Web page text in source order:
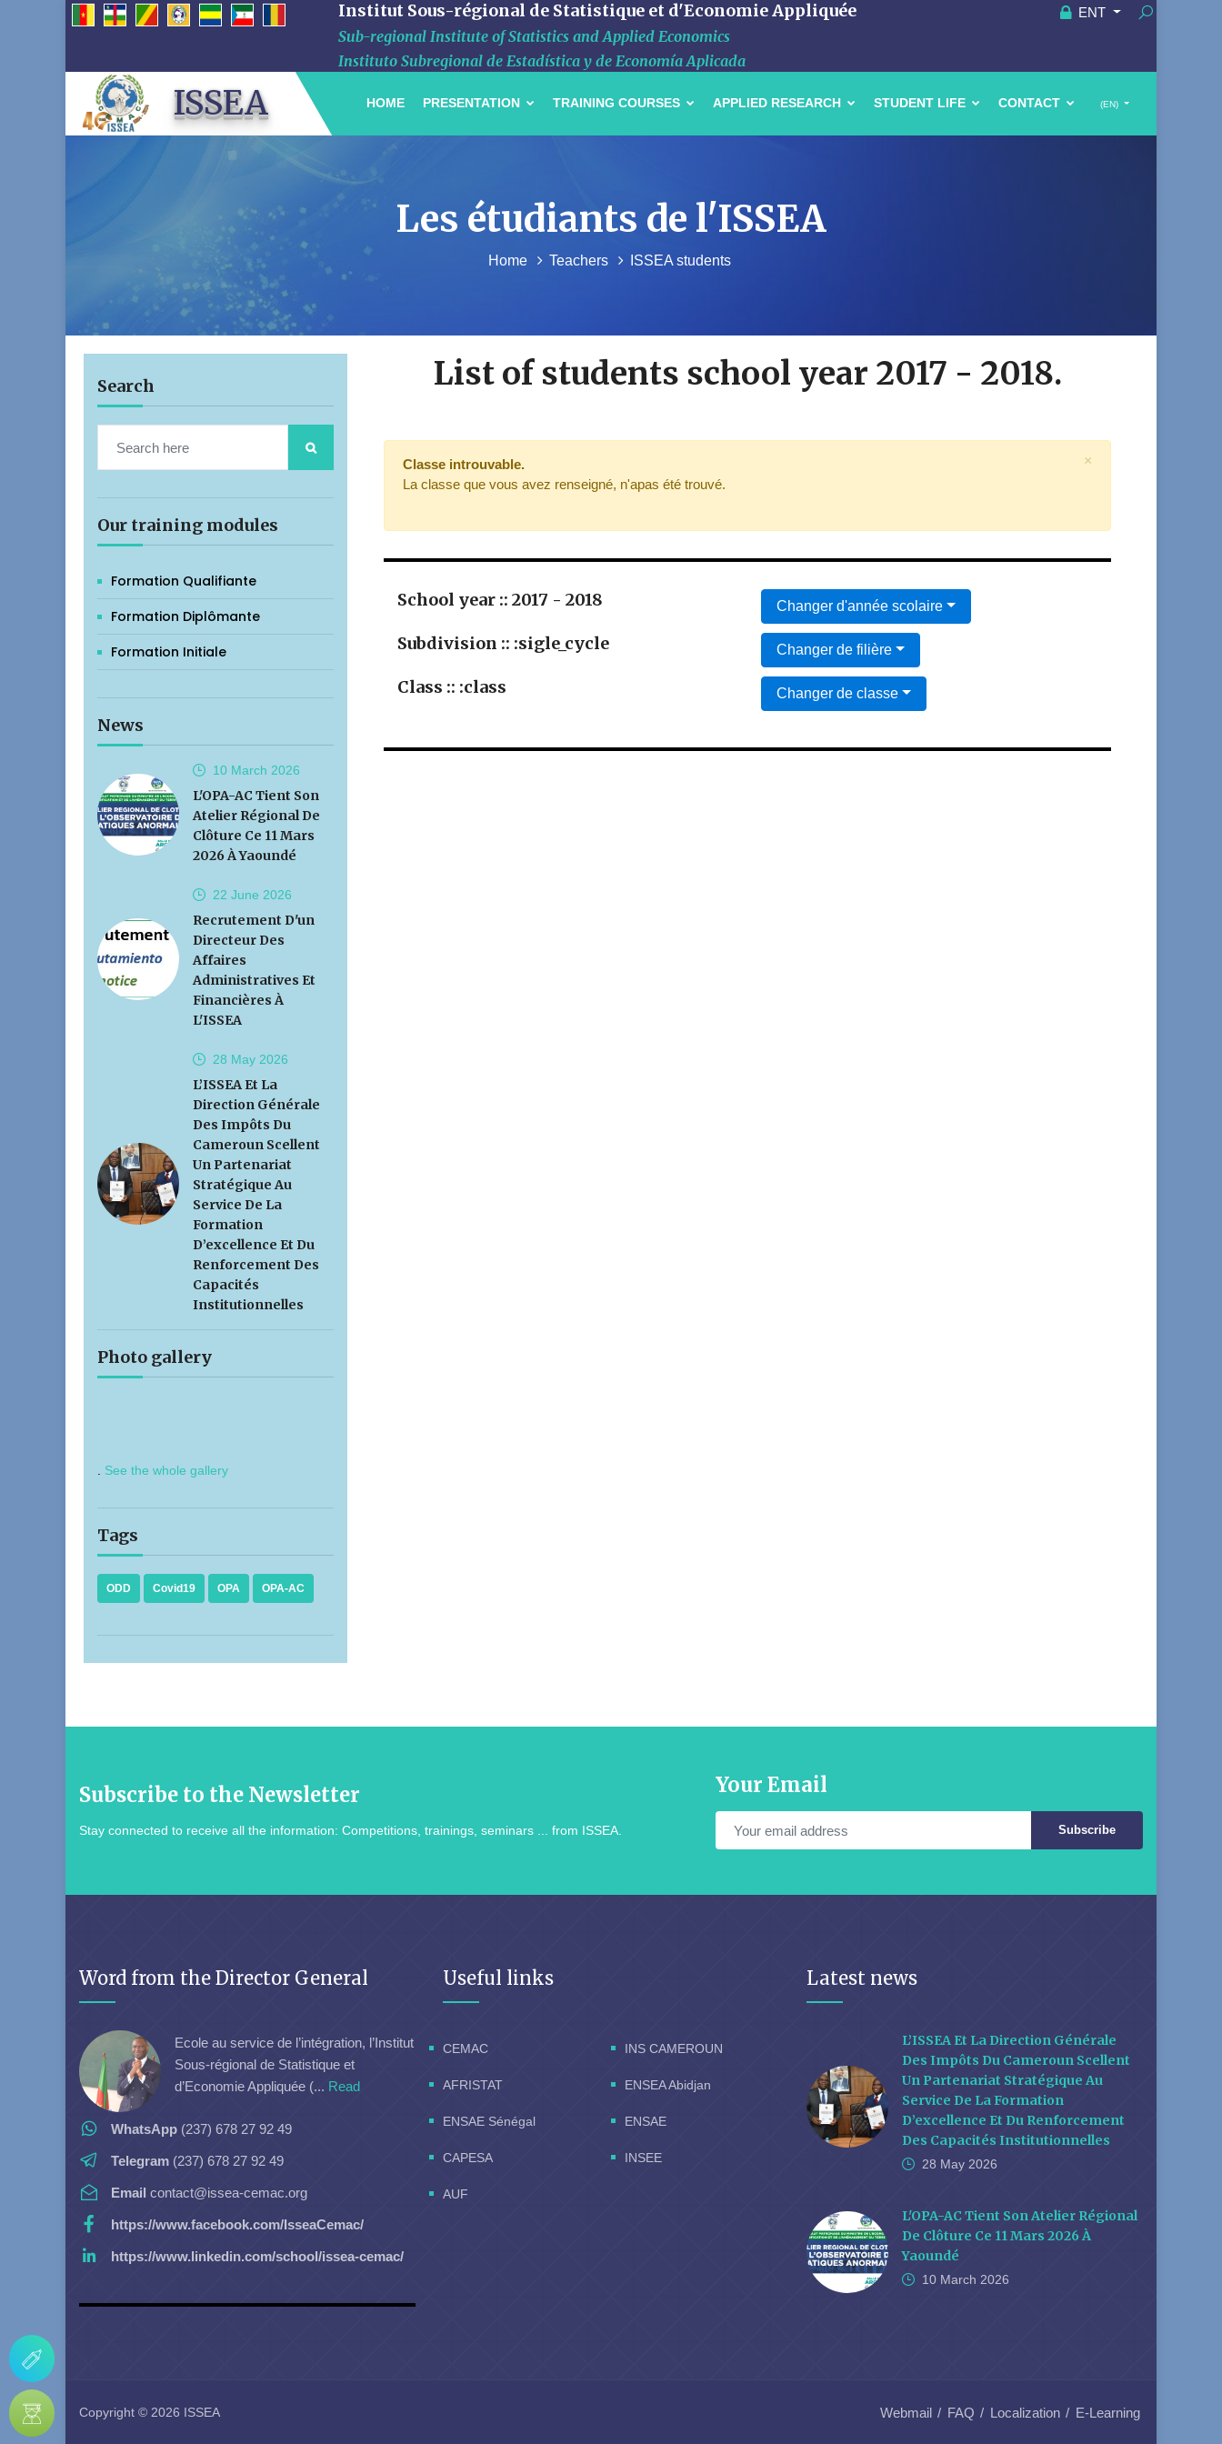
Institut Sous-régional de Statistique et d'Economie Appliquée
Sub-regional Institute of Statistics and Applied Economics
Instituto Subregional de Estadística y de Economía Aplicada
ENT
ISSEA (EN)
HOME PRESENTATION TRAINING COURSES APPLIED RESEARCH STUDENT LIFE CONTACT
Les étudiants de l'ISSEA
Home Teachers ISSEA students
Search
Our training modules
Formation Qualifiante
Formation Diplômante
Formation Initiale
News
10 March 2026
L'OPA-AC Tient Son
Atelier Régional De
Clôture Ce 11 Mars
2026 À Yaoundé
22 June 2026
Recrutement D'un
Directeur Des
Affaires
Administratives Et
Financières À
L'ISSEA
28 May 2026
L’ISSEA Et La
Direction Générale
Des Impôts Du
Cameroun Scellent
Un Partenariat
Stratégique Au
Service De La
Formation
D’excellence Et Du
Renforcement Des
Capacités
Institutionnelles
Photo gallery
See the whole gallery
Tags
ODD Covid19 OPA OPA-AC
List of students school year 2017 - 2018.
Classe introuvable.
La classe que vous avez renseigné, n'apas été trouvé.
×
School year :: 2017 - 2018 Changer d'année scolaire
Subdivision :: :sigle_cycle Changer de filière
Class :: :class Changer de classe
Subscribe to the Newsletter
Stay connected to receive all the information: Competitions, trainings, seminars ... from ISSEA.
Your Email
Subscribe
Word from the Director General
Ecole au service de l’intégration, l’Institut
Sous-régional de Statistique et
d’Economie Appliquée (... Read
WhatsApp (237) 678 27 92 49
Telegram (237) 678 27 92 49
Email contact@issea-cemac.org
https://www.facebook.com/IsseaCemac/
https://www.linkedin.com/school/issea-cemac/
Useful links
CEMAC INS CAMEROUN
AFRISTAT ENSEA Abidjan
ENSAE Sénégal ENSAE
CAPESA INSEE
AUF
Latest news
L’ISSEA Et La Direction Générale
Des Impôts Du Cameroun Scellent
Un Partenariat Stratégique Au
Service De La Formation
D’excellence Et Du Renforcement
Des Capacités Institutionnelles
28 May 2026
L'OPA-AC Tient Son Atelier Régional
De Clôture Ce 11 Mars 2026 À
Yaoundé
10 March 2026
Copyright © 2026 ISSEA Webmail FAQ Localization E-Learning